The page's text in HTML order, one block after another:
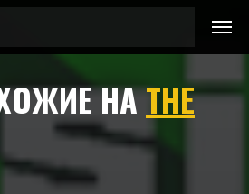
Mandate
НАTHE
на The Mandate по геймплею,
и напоминающие The
которые могут вам понравиться.